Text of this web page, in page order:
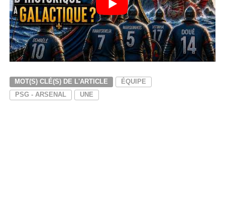
MOT(S) CLÉ(S) DE L'ARTICLE
ÉQUIPE
PSG - ARSENAL
UNE